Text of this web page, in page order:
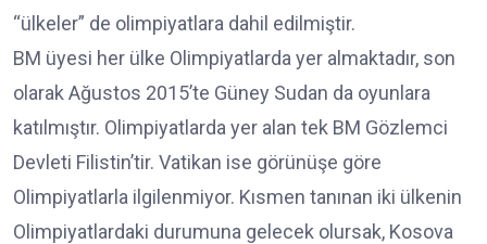
“ülkeler” de olimpiyatlara dahil edilmiştir.
BM üyesi her ülke Olimpiyatlarda yer almaktadır, son
olarak Ağustos 2015’te Güney Sudan da oyunlara
katılmıştır. Olimpiyatlarda yer alan tek BM Gözlemci
Devleti Filistin’tir. Vatikan ise görünüşe göre
Olimpiyatlarla ilgilenmiyor. Kısmen tanınan iki ülkenin
Olimpiyatlardaki durumuna gelecek olursak, Kosova